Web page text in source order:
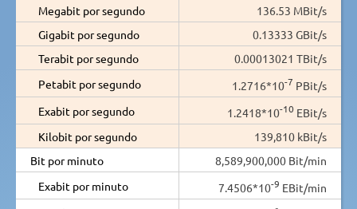
Megabit por segundo
136.53 MBit/s
Gigabit por segundo
0.13333 GBit/s
Terabit por segundo
0.00013021 TBit/s
Petabit por segundo
1.2716*10-7 PBit/s
Exabit por segundo
1.2418*10-10 EBit/s
Kilobit por segundo
139,810 kBit/s
Bit por minuto
8,589,900,000 Bit/min
Exabit por minuto
7.4506*10-9 EBit/min